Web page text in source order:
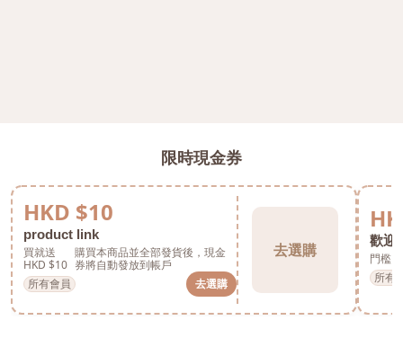
限時現金券
HKD $10
product link
買就送
HKD $10
購買本商品並全部發貨後，現金
券將自動發放到帳戶
所有會員
去選購
去選購
歡迎
門檻
所有